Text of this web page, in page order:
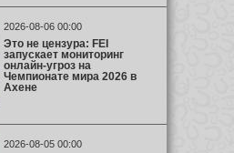
2026-08-06 00:00
Это не цензура: FEI
запускает мониторинг
онлайн-угроз на
Чемпионате мира 2026 в
Ахене
2026-08-05 00:00